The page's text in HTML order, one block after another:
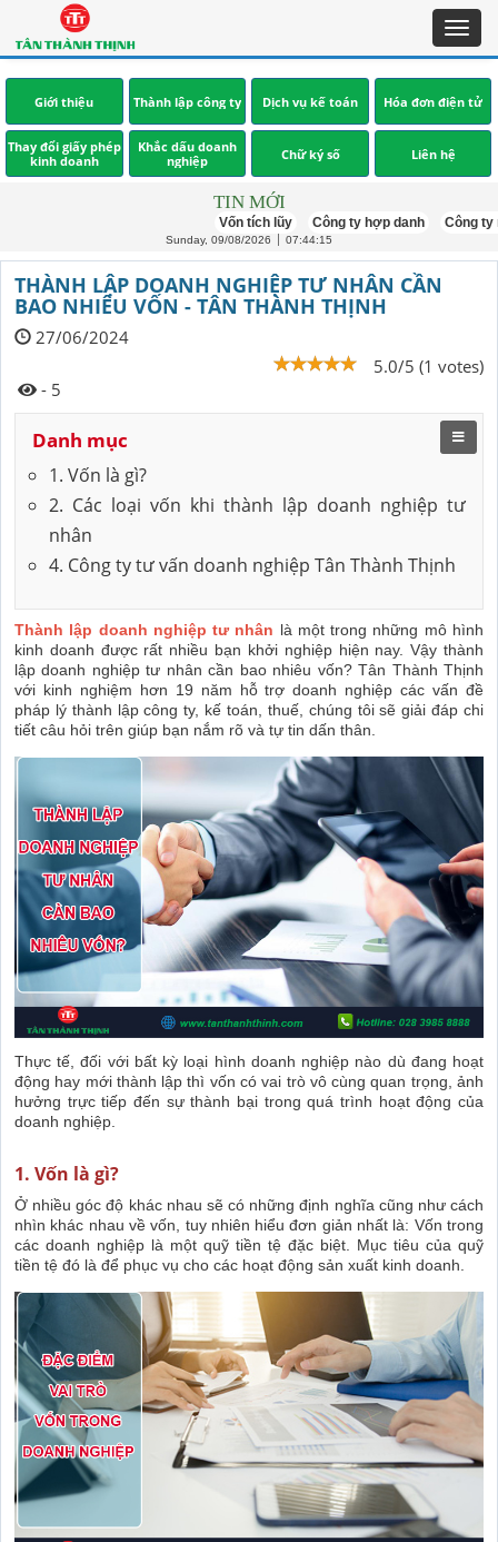
Giới thiệu Thành lập công ty Dịch vụ kế toán Hóa đơn điện tử
Thay đổi giấy phép
kinh doanh
Khắc dấu doanh
nghiệp
Chữ ký số Liên hệ
TIN MỚI
Vốn tích lũy Công ty hợp danh Công ty mới
Sunday, 09/08/2026 07:44:16
THÀNH LẬP DOANH NGHIỆP TƯ NHÂN CẦN
BAO NHIÊU VỐN - TÂN THÀNH THỊNH
27/06/2024
5.0/5 (1 votes)
- 5
Danh mục
1. Vốn là gì?
2. Các loại vốn khi thành lập doanh nghiệp tư
nhân
4. Công ty tư vấn doanh nghiệp Tân Thành Thịnh
Thành lập doanh nghiệp tư nhân là một trong những mô hình
kinh doanh được rất nhiều bạn khởi nghiệp hiện nay. Vậy thành
lập doanh nghiệp tư nhân cần bao nhiêu vốn?Tân Thành Thịnh
với kinh nghiệm hơn 19 năm hỗ trợ doanh nghiệp các vấn đề
pháp lý thành lập công ty, kế toán, thuế, chúng tôi sẽ giải đáp chi
tiết câu hỏi trên giúp bạn nắm rõ và tự tin dấn thân.
Thực tế, đối với bất kỳ loại hình doanh nghiệp nào dù đang hoạt
động hay mới thành lập thì vốn có vai trò vô cùng quan trọng, ảnh
hưởng trực tiếp đến sự thành bại trong quá trình hoạt động của
doanh nghiệp.
1. Vốn là gì?
Ở nhiều góc độ khác nhau sẽ có những định nghĩa cũng như cách
nhìn khác nhau về vốn, tuy nhiên hiểu đơn giản nhất là: Vốn trong
các doanh nghiệp là một quỹ tiền tệ đặc biệt. Mục tiêu của quỹ
tiền tệ đó là để phục vụ cho các hoạt động sản xuất kinh doanh.